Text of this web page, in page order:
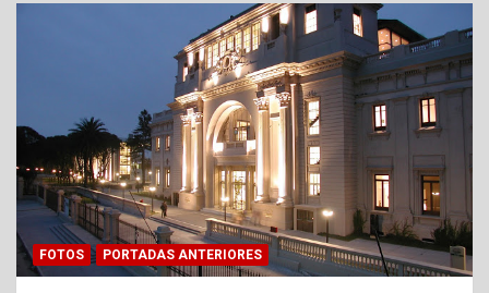
FOTOS PORTADAS ANTERIORES